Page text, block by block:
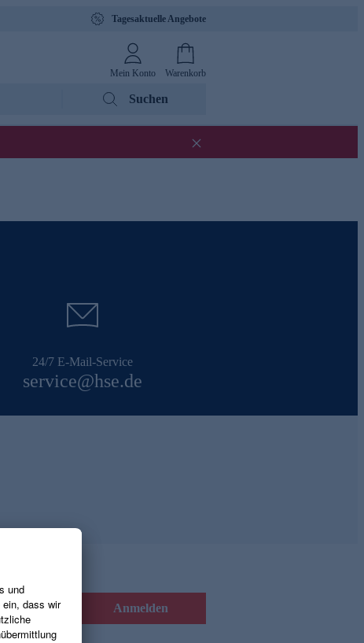
Tagesaktuelle Angebote
Mein Konto Warenkorb
Suchen
24/7 E-Mail-Service
service@hse.de
Anmelden